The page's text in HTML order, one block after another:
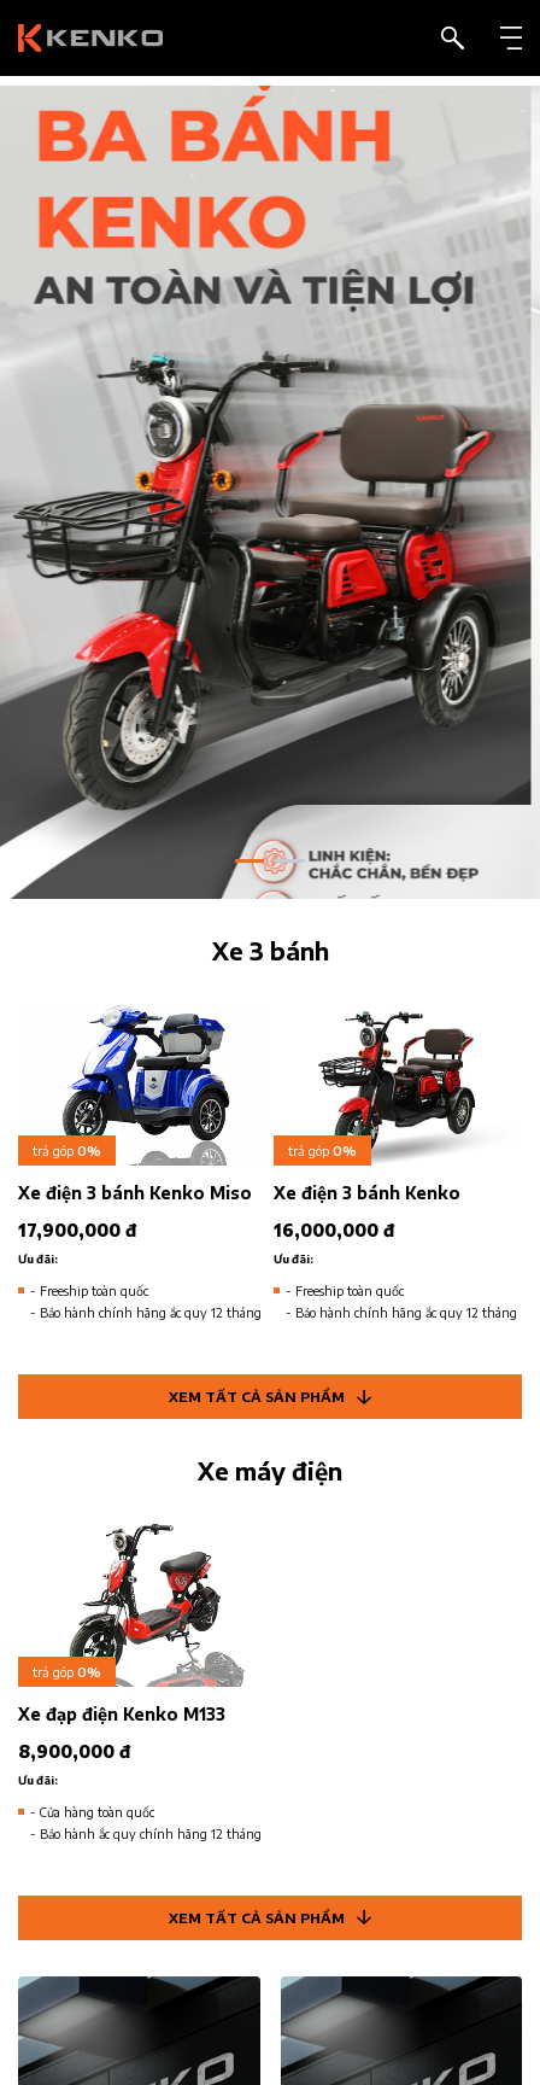
Xe 3 bánh
trả góp 0%
Xe điện 3 bánh Kenko Miso
17,900,000 đ
Ưu đãi:
- Freeship toàn quốc
- Bảo hành chính hãng ắc quy 12 tháng
trả góp 0%
Xe điện 3 bánh Kenko
16,000,000 đ
Ưu đãi:
- Freeship toàn quốc
- Bảo hành chính hãng ắc quy 12 tháng
XEM TẤT CẢ SẢN PHẨM
Xe máy điện
trả góp 0%
Xe đạp điện Kenko M133
8,900,000 đ
Ưu đãi:
- Cửa hàng toàn quốc
- Bảo hành ắc quy chính hãng 12 tháng
XEM TẤT CẢ SẢN PHẨM